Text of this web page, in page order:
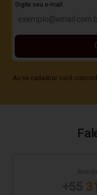
Digite seu e-mail
Ao se cadastrar você
31